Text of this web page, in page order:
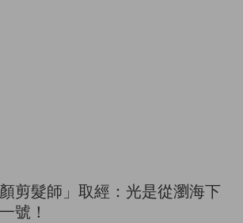
剪髮師」取經：光是從瀏海下
號！